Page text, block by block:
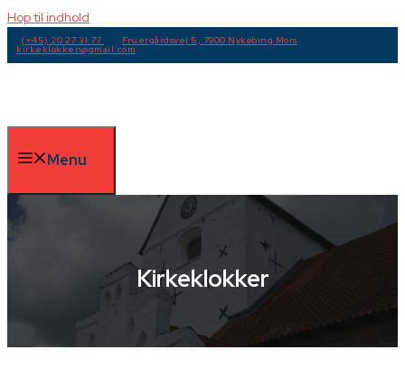
Hop til indhold
(+45) 20 27 31 77
Fruergårdsvej 5, 7900 Nykøbing Mors
kirkeklokken@gmail.com
Menu
Kirkeklokker